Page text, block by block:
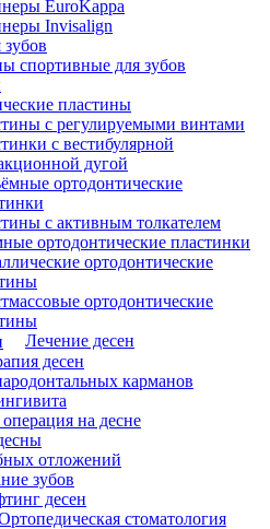
EuroKappa
Invisalign
спортивные для зубов
пластины
с регулируемыми винтами
с вестибулярной
дугой
ортодонтические
с активным толкателем
ортодонтические пластинки
ортодонтические
ортодонтические
Лечение десен
десен
карманов
на десне
отложений
зубов
десен
стоматология